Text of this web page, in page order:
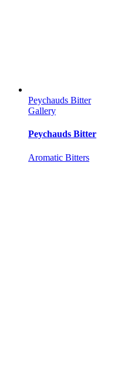
Peychauds Bitter
Gallery
Peychauds Bitter
Aromatic Bitters